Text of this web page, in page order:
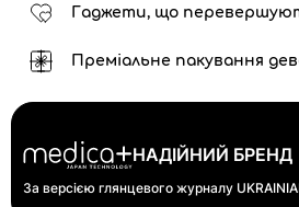
Гаджети, що
Преміальне пакування
НАДІЙНИЙ БРЕНД
За версією глянцевого журналу